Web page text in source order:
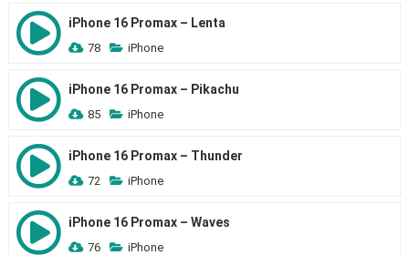
iPhone 16 Promax – Lenta
78 iPhone
iPhone 16 Promax – Pikachu
85 iPhone
iPhone 16 Promax – Thunder
72 iPhone
iPhone 16 Promax – Waves
76 iPhone